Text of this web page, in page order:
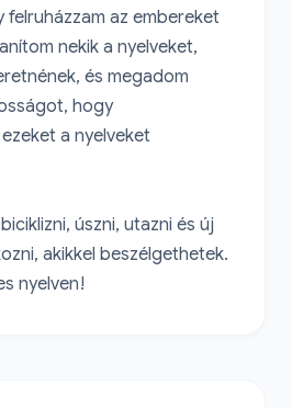
felruházzam az embereket
nekik a nyelveket,
és megadom
hogy
a nyelveket
úszni, utazni és új
akikkel beszélgethetek.
nyelven!